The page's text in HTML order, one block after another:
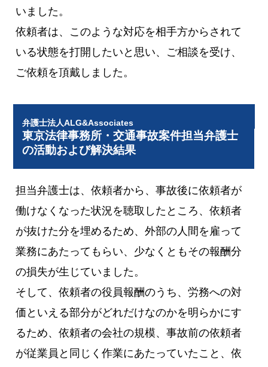
いました。
依頼者は、このような対応を相手方からされて
いる状態を打開したいと思い、ご相談を受け、
ご依頼を頂戴しました。
弁護士法人ALG&Associates
東京法律事務所・交通事故案件担当弁護士
の活動および解決結果
担当弁護士は、依頼者から、事故後に依頼者が
働けなくなった状況を聴取したところ、依頼者
が抜けた分を埋めるため、外部の人間を雇って
業務にあたってもらい、少なくともその報酬分
の損失が生じていました。
そして、依頼者の役員報酬のうち、労務への対
価といえる部分がどれだけなのかを明らかにす
るため、依頼者の会社の規模、事故前の依頼者
が従業員と同じく作業にあたっていたこと、依